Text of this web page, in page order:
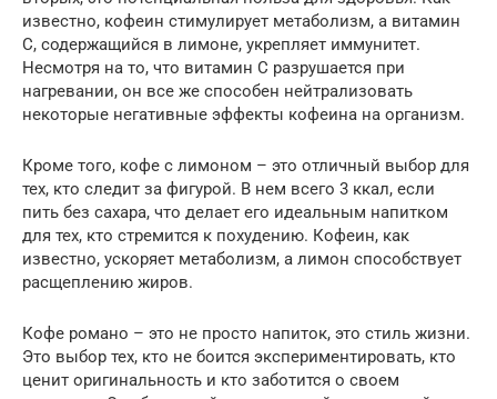
известно, кофеин стимулирует метаболизм, а витамин
С, содержащийся в лимоне, укрепляет иммунитет.
Несмотря на то, что витамин С разрушается при
нагревании, он все же способен нейтрализовать
некоторые негативные эффекты кофеина на организм.
Кроме того, кофе с лимоном – это отличный выбор для
тех, кто следит за фигурой. В нем всего 3 ккал, если
пить без сахара, что делает его идеальным напитком
для тех, кто стремится к похудению. Кофеин, как
известно, ускоряет метаболизм, а лимон способствует
расщеплению жиров.
Кофе романо – это не просто напиток, это стиль жизни.
Это выбор тех, кто не боится экспериментировать, кто
ценит оригинальность и кто заботится о своем